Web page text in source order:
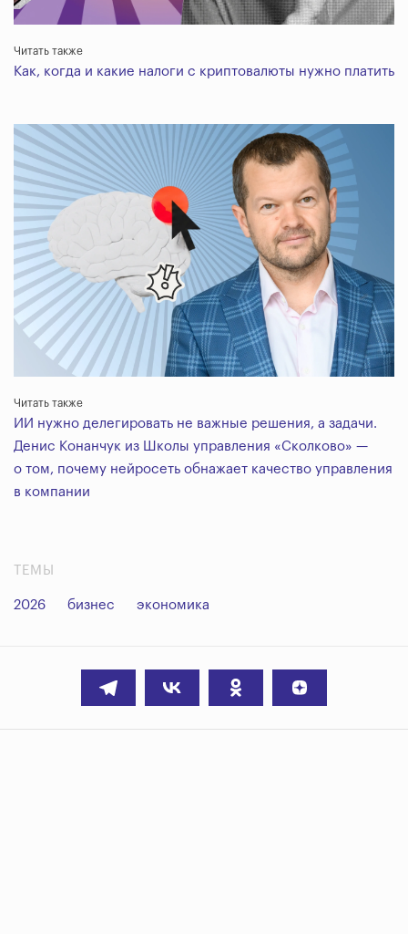
Читать также
Как, когда и какие налоги с криптовалюты нужно платить
Читать также
ИИ нужно делегировать не важные решения, а задачи.
Денис Конанчук из Школы управления «Сколково» —
о том, почему нейросеть обнажает качество управления
в компании
ТЕМЫ
2026 бизнес экономика